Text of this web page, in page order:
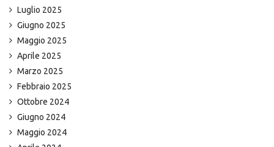
Luglio 2025
Giugno 2025
Maggio 2025
Aprile 2025
Marzo 2025
Febbraio 2025
Ottobre 2024
Giugno 2024
Maggio 2024